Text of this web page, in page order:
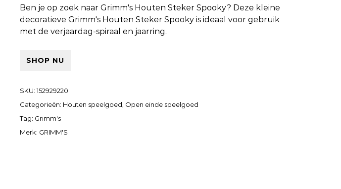
Ben je op zoek naarGrimm's Houten Steker Spooky? Deze kleine
decoratieve Grimm's Houten Steker Spooky is ideaal voor gebruik
met de verjaardag-spiraal en jaarring.
SHOP NU
SKU:152929220
Categorieën: Houten speelgoed Open einde speelgoed
Tag: Grimm's
Merk: GRIMM'S